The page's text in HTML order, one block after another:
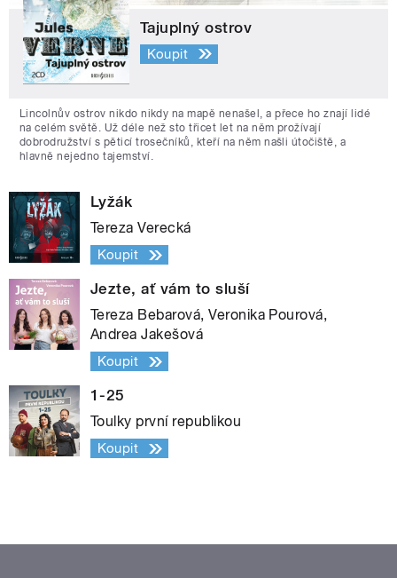
Tajuplný ostrov
Koupit
Lincolnův ostrov nikdo nikdy na mapě nenašel, a přece ho znají lidé
na celém světě. Už déle než sto třicet let na něm prožívají
dobrodružství s pěticí trosečníků, kteří na něm našli útočiště, a
hlavně nejedno tajemství.
Lyžák
Tereza Verecká
Koupit
Jezte, ať vám to sluší
Tereza Bebarová, Veronika Pourová,
Andrea Jakešová
Koupit
1-25
Toulky první republikou
Koupit